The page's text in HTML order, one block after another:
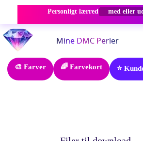
Personligt lærred med eller
Fortsæt
til
indhold
🎨 Farver 🌈 Farvekort ⭐